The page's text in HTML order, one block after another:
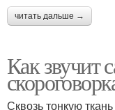
читать дальше →
Как звучит
Сквозь тонкую